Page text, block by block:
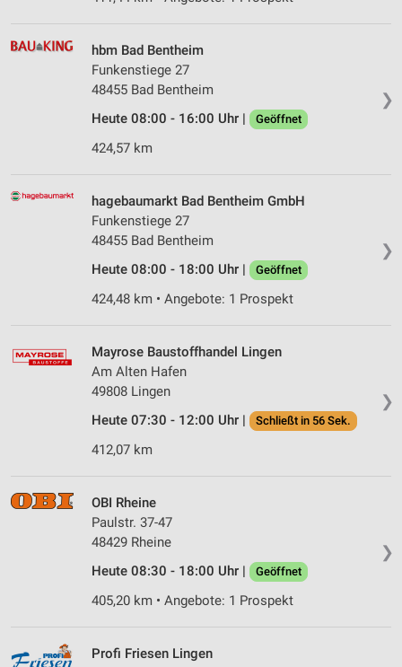
❯
hbm Bad Bentheim
Funkenstiege 27
48455 Bad Bentheim
Heute 08:00 - 16:00 Uhr |
Geöffnet
424,57 km
❯
hagebaumarkt Bad Bentheim GmbH
Funkenstiege 27
48455 Bad Bentheim
Heute 08:00 - 18:00 Uhr |
Geöffnet
424,48 km • Angebote: 1 Prospekt
❯
Mayrose Baustoffhandel Lingen
Am Alten Hafen
49808 Lingen
Heute 07:30 - 12:00 Uhr |
Schließt in 56 Sek.
412,07 km
❯
OBI Rheine
Paulstr. 37-47
48429 Rheine
Heute 08:30 - 18:00 Uhr |
Geöffnet
405,20 km • Angebote: 1 Prospekt
Profi Friesen Lingen